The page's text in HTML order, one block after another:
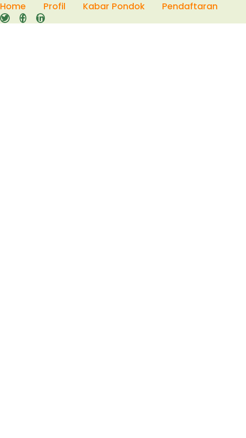
Skip
to
content
Home Profil Kabar Pondok Pendaftaran